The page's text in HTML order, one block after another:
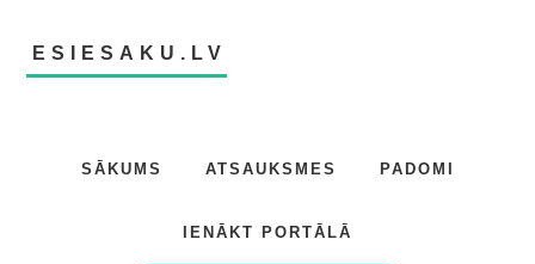
main
primary
footerESIESAKU.LV
SĀKUMS ATSAUKSMES PADOMI
IENĀKT PORTĀLĀ